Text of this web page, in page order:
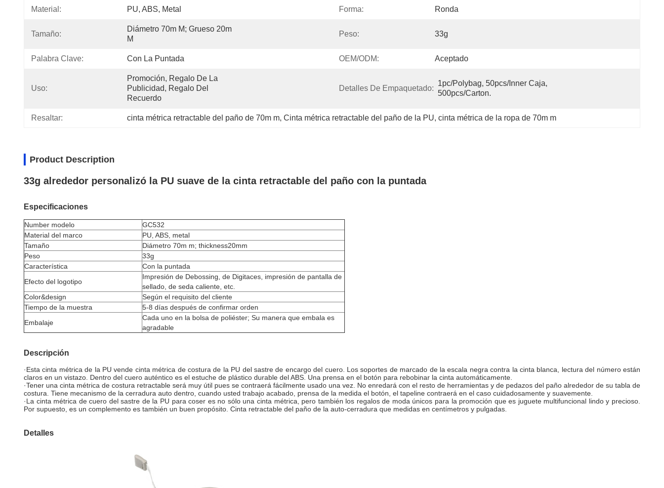
Material: PU, ABS, Metal Forma: Ronda
Tamaño:
Diámetro 70m M; Grueso 20m
M
Peso: 33g
Palabra Clave: Con La Puntada OEM/ODM: Aceptado
Uso:
Promoción, Regalo De La
Publicidad, Regalo Del
Recuerdo
Detalles De Empaquetado:
1pc/polybag, 50pcs/inner Caja,
500pcs/carton.
Resaltar: cinta métrica retractable del paño de 70m m, Cinta métrica retractable del paño de la PU, cinta métrica de la ropa de 70m m
Product Description
33g alrededor personalizó la PU suave de la cinta retractable del paño con la puntada
Especificaciones
Number modelo
GC532
Material del marco
PU, ABS, metal
Tamaño
Diámetro 70m m; thickness20mm
Peso
33g
Característica
Con la puntada
Efecto del logotipo
Impresión de Debossing, de Digitaces, impresión de pantalla de
sellado, de seda caliente, etc.
Color&design
Según el requisito del cliente
Tiempo de la muestra
5-8 días después de confirmar orden
Embalaje
Cada uno en la bolsa de poliéster; Su manera que embala es
agradable
Descripción
·Esta cinta métrica de la PU vende cinta métrica de costura de la PU del sastre de encargo del cuero. Los soportes de marcado de la escala negra contra la cinta blanca, lectura del número están
claros en un vistazo. Dentro del cuero auténtico es el estuche de plástico durable del ABS. Una prensa en el botón para rebobinar la cinta automáticamente.
·Tener una cinta métrica de costura retractable será muy útil pues se contraerá fácilmente usado una vez. No enredará con el resto de herramientas y de pedazos del paño alrededor de su tabla de
costura. Tiene mecanismo de la cerradura auto dentro, cuando usted trabajo acabado, prensa de la medida el botón, el tapeline contraerá en el caso cuidadosamente y suavemente.
·La cinta métrica de cuero del sastre de la PU para coser es no sólo una cinta métrica, pero también los regalos de moda únicos para la promoción que es juguete multifuncional lindo y precioso.
Por supuesto, es un complemento es también un buen propósito. Cinta retractable del paño de la auto-cerradura que medidas en centímetros y pulgadas.
Detalles